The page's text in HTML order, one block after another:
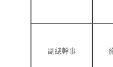
副總幹事